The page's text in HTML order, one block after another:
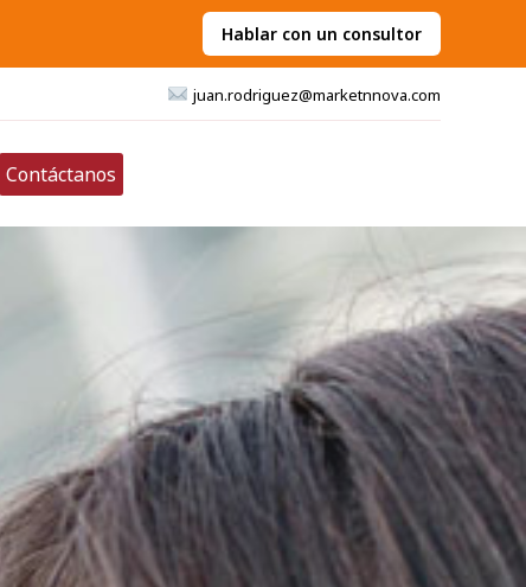
Hablar con un consultor
juan.rodriguez@marketnnova.com
Contáctanos